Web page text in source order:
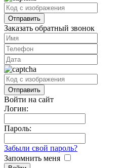
Заказать обратный звонок
Войти на сайт
Логин:
Пароль:
Забыли свой пароль?
Запомнить меня